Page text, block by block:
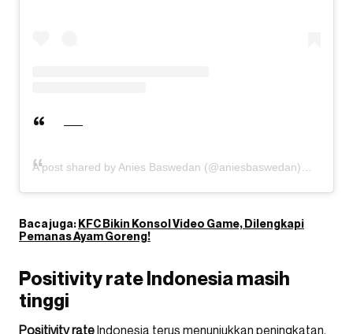
A post shared by Anies Baswedan (@aniesbaswedan)
Baca juga:KFC Bikin Konsol Video Game, Dilengkapi
Pemanas Ayam Goreng!
Positivity rate Indonesia masih
tinggi
Positivity rateIndonesia terus menunjukkan peningkatan.